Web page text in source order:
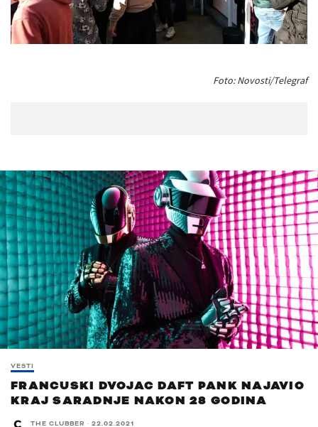
Foto: Novosti/Telegraf
VESTI
FRANCUSKI DVOJAC DAFT PANK NAJAVIO
KRAJ SARADNJE NAKON 28 GODINA
THE CLUBBER · 22.02.2021